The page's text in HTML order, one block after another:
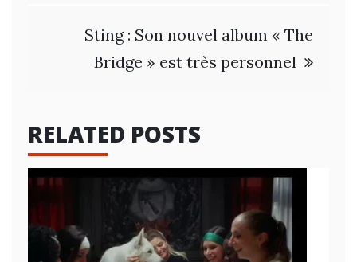
l’articleSting : Son nouvel album « The
Bridge » est très personnel
RELATED POSTS